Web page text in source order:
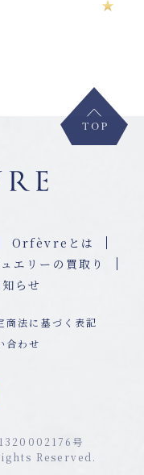
★
Orfèvreとは
エリーの買取り
らせ
商法に基づく表記
合わせ
号
Reserved.